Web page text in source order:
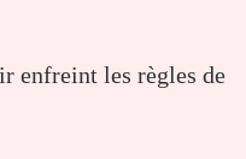
enfreint les règles de